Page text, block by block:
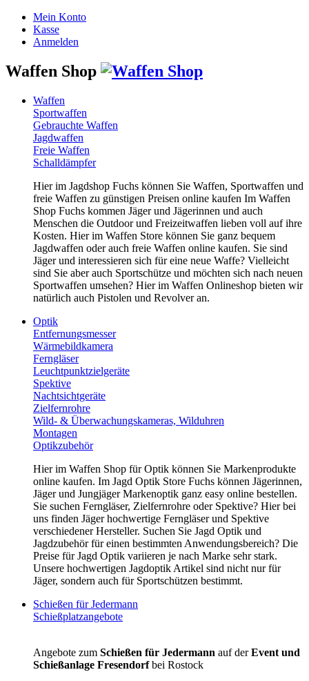
Mein Konto
Kasse
Anmelden
Waffen Shop
Waffen
Sportwaffen
Gebrauchte Waffen
Jagdwaffen
Freie Waffen
Schalldämpfer
Hier im Jagdshop Fuchs können Sie Waffen, Sportwaffen und
freie Waffen zu günstigen Preisen online kaufen Im Waffen
Shop Fuchs kommen Jäger und Jägerinnen und auch
Menschen die Outdoor und Freizeitwaffen lieben voll auf ihre
Kosten. Hier im Waffen Store können Sie ganz bequem
Jagdwaffen oder auch freie Waffen online kaufen. Sie sind
Jäger und interessieren sich für eine neue Waffe? Vielleicht
sind Sie aber auch Sportschütze und möchten sich nach neuen
Sportwaffen umsehen? Hier im Waffen Onlineshop bieten wir
natürlich auch Pistolen und Revolver an.
Optik
Entfernungsmesser
Wärmebildkamera
Ferngläser
Leuchtpunktzielgeräte
Spektive
Nachtsichtgeräte
Zielfernrohre
Wild- & Überwachungskameras, Wilduhren
Montagen
Optikzubehör
Hier im Waffen Shop für Optik können Sie Markenprodukte
online kaufen. Im Jagd Optik Store Fuchs können Jägerinnen,
Jäger und Jungjäger Markenoptik ganz easy online bestellen.
Sie suchen Ferngläser, Zielfernrohre oder Spektive? Hier bei
uns finden Jäger hochwertige Ferngläser und Spektive
verschiedener Hersteller. Suchen Sie Jagd Optik und
Jagdzubehör für einen bestimmten Anwendungsbereich? Die
Preise für Jagd Optik variieren je nach Marke sehr stark.
Unsere hochwertigen Jagdoptik Artikel sind nicht nur für
Jäger, sondern auch für Sportschützen bestimmt.
Schießen für Jedermann
Schießplatzangebote
Angebote zum Schießen für Jedermann auf derEvent und
Schießanlage Fresendorfbei Rostock